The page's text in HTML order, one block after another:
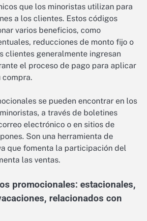
que los minoristas utilizan para
a los clientes. Estos códigos
varios beneficios, como
reducciones de monto fijo o
clientes generalmente ingresan
el proceso de pago para aplicar
compra.
se pueden encontrar en los
a través de boletines
electrónico o en sitios de
Son una herramienta de
que fomenta la participación del
las ventas.
promocionales: estacionales,
relacionados con